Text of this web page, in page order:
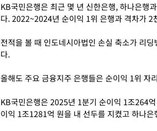
KB국민은행은 최근 몇 년 신한은행, 하나은행
다. 2022~2024년 순이익 1위 은행과 격차가 2
전적을 볼 때 인도네시아법인 손실 축소가 리
다.
올해도 주요 금융지주 은행들은 순이익 1위 자
KB국민은행은 2025년 1분기 순이익 1조264
이익 1조1281억 원을 내 선두를 지켰고 하나